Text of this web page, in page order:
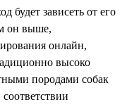
будет зависеть от его
он выше,
онлайн,
высоко
породами собак